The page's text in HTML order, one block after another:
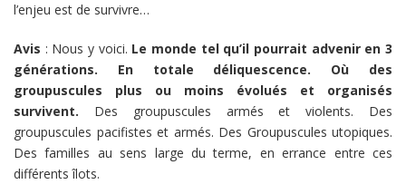
l’enjeu est de survivre…
Avis : Nous y voici. Le monde tel qu’il pourrait advenir en 3
générations. En totale déliquescence. Où des
groupuscules plus ou moins évolués et organisés
survivent. Des groupuscules armés et violents. Des
groupuscules pacifistes et armés. Des Groupuscules utopiques.
Des familles au sens large du terme, en errance entre ces
différents îlots.